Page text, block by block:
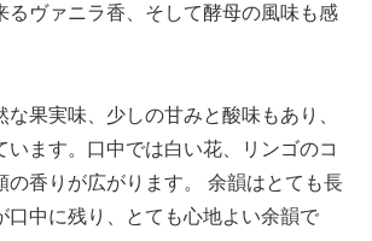
るヴァニラ香、そして酵母の風味も感
果実味、少しの甘みと酸味もあり、
います。口中では白い花、リンゴのコ
の香りが広がります。 余韻はとても長
口中に残り、とても心地よい余韻で